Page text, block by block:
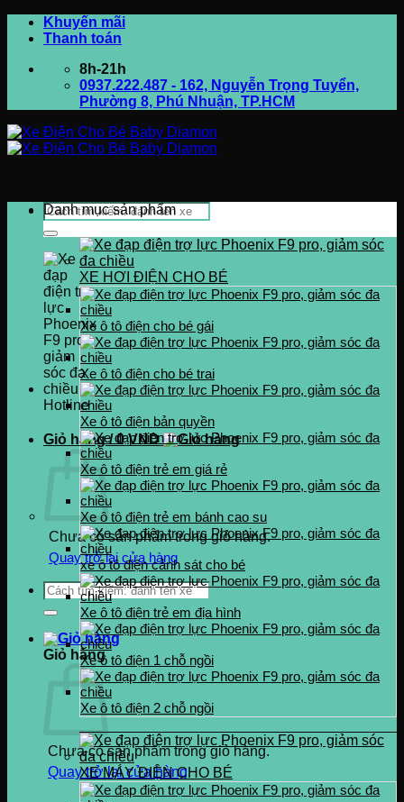
qua
dung
Khuyến mãi
Thanh toán
8h-21h
0937.222.487 - 162, Nguyễn Trọng Tuyển,
Phường 8, Phú Nhuận, TP.HCM
Tìm
kiếm:
Hotline
0937.222.487
Giỏ hàng /0VND
Chưa có sản phẩm trong giỏ hàng.
Quay trở lại cửa hàng
Tìm
kiếm:
Giỏ hàng
Chưa có sản phẩm trong giỏ hàng.
Quay trở lại cửa hàng
Danh mục sản phẩm
XE HƠI ĐIỆN CHO BÉ
Xe ô tô điện cho bé gái
Xe ô tô điện cho bé trai
Xe ô tô điện bản quyền
Xe ô tô điện trẻ em giá rẻ
Xe ô tô điện trẻ em bánh cao su
xe ô tô điện cảnh sát cho bé
Xe ô tô điện trẻ em địa hình
Xe ô tô điện 1 chỗ ngồi
Xe ô tô điện 2 chỗ ngồi
XE MÁY ĐIỆN CHO BÉ